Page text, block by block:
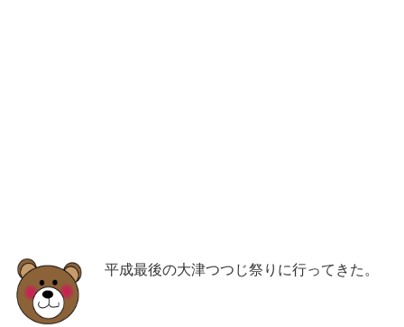
平成最後の大津つつじ祭りに行ってきた。